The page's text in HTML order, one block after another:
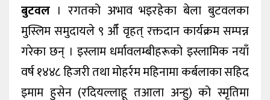
खेलकुद
बुटवल । रगतको अभाव भइरहेका बेला बुटवलका
मुस्लिम समुदायले ९ औँ वृहत् रक्तदान कार्यक्रम सम्पन्न
गरेका छन् । इस्लाम धर्मावलम्बीहरूको इस्लामिक नयाँ
वर्ष १४४८ हिजरी तथा मोहर्रम महिनामा कर्बलाका सहिद
इमाम हुसेन (रदियल्लाहू तआला अन्हु) को स्मृतिमा